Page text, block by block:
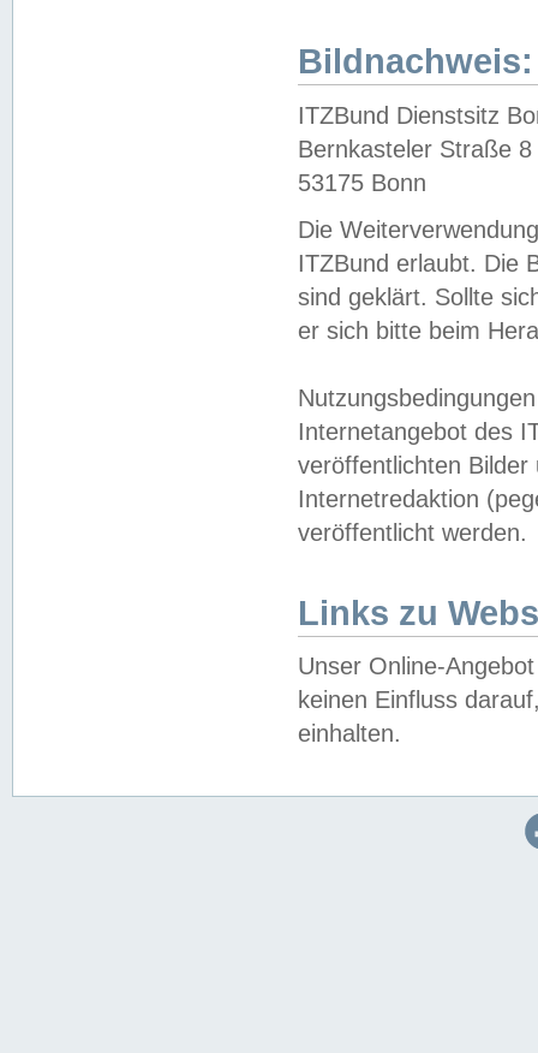
Bildnachweis:
ITZBund Dienstsitz
Bernkasteler Straße 8
53175 Bonn
Die
ITZBund erlaubt. Die
sind geklärt. Sollte
er sich bitte beim
Internetangebot des
veröffentlichten
Internetredaktion
veröffentlicht werden.
Links zu
Unser Online-
keinen Einfluss
einhalten.